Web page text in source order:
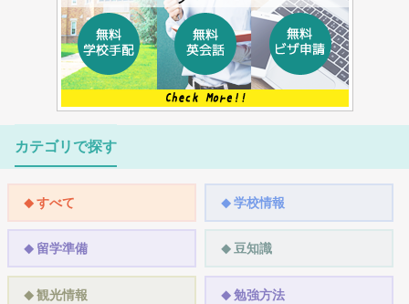
カテゴリで探す
すべて 学校情報
留学準備 豆知識
観光情報 勉強方法